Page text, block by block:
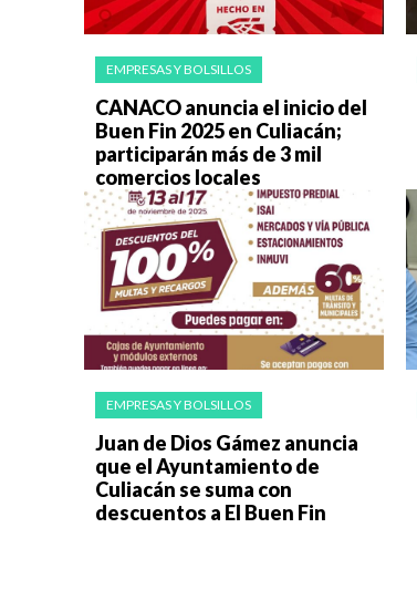
EMPRESAS Y BOLSILLOS
CANACO anuncia el inicio del
Buen Fin 2025 en Culiacán;
participarán más de 3 mil
comercios locales
EMPRESAS Y BOLSILLOS
Juan de Dios Gámez anuncia
que el Ayuntamiento de
Culiacán se suma con
descuentos a El Buen Fin